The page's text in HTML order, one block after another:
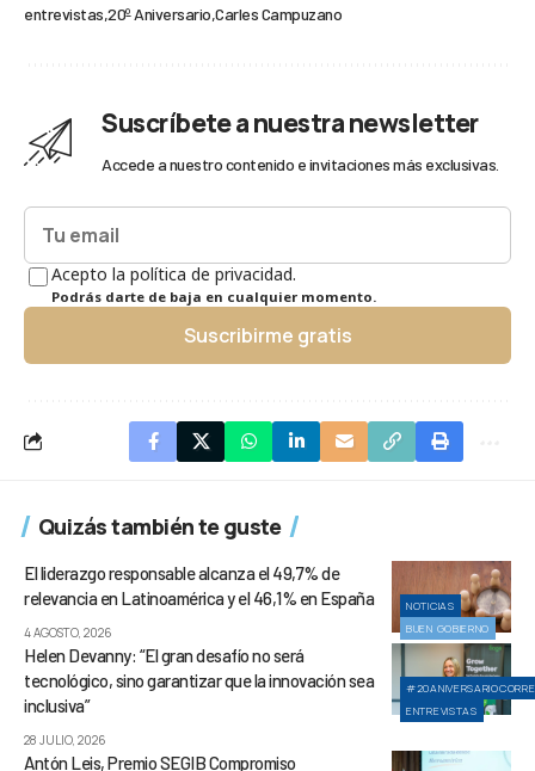
entrevistas 20º Aniversario Carles Campuzano
Suscríbete a nuestra newsletter
Accede a nuestro contenido e invitaciones más exclusivas.
Acepto la política de privacidad.
Podrás darte de baja en cualquier momento.
Suscribirme gratis
Quizás también te guste
NOTICIAS
BUEN GOBIERNO
El liderazgo responsable alcanza el 49,7% de
relevancia en Latinoamérica y el 46,1% en España
4 AGOSTO, 2026
ENTREVISTAS
Helen Devanny: “El gran desafío no será
tecnológico, sino garantizar que la innovación sea
inclusiva”
28 JULIO, 2026
Antón Leis, Premio SEGIB Compromiso